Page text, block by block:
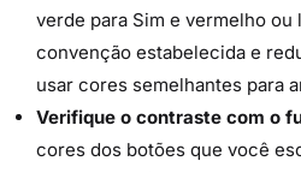
verde para Sim e vermelho ou
convenção estabelecida e
usar cores semelhantes para
Verifique o contraste com o
cores dos botões que você